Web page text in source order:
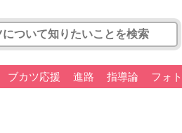
ブカツ応援 進路 指導論 フォト